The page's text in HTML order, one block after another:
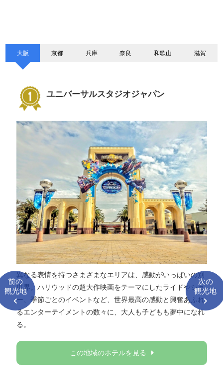
大阪 京都 兵庫 奈良 和歌山 滋賀
前の
観光地
ユニバーサルスタジオジャパン
異なる表情を持つさまざまなエリアは、感動がいっぱいの別
世界。ハリウッドの超大作映画をテーマにしたライドやショ
ー、季節ごとのイベントなど、世界最高の感動と興奮あふれ
るエンターテイメントの数々に、大人も子どもも夢中になれ
る。
この地域のホテルを見る
次の
観光地